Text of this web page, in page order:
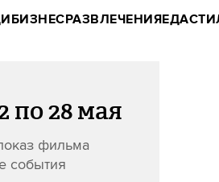
БИЗНЕСРАЗВЛЕЧЕНИЯЕДА
по 28 мая
фильма
события